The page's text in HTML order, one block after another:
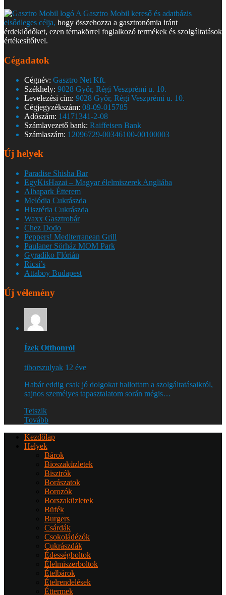
A Gasztro Mobil kereső és adatbázis
elsődleges célja, hogy összehozza a gasztronómia iránt
érdeklődőket, ezen témakörrel foglalkozó termékek és szolgáltatások
értékesítőivel.
Cégadatok
Cégnév: Gasztro Net Kft.
Székhely: 9028 Győr, Régi Veszprémi u. 10.
Levelezési cím: 9028 Győr, Régi Veszprémi u. 10.
Cégjegyzékszám: 08-09-015785
Adószám: 14171341-2-08
Számlavezető bank: Raiffeisen Bank
Számlaszám: 12096729-00346100-00100003
Új helyek
Paradise Shisha Bar
EgyKisHazai – Magyar élelmiszerek Angliába
Albapark Étterem
Melódia Cukrászda
Hisztéria Cukrászda
Waxx Gasztrobár
Chez Dodo
Peppers! Mediterranean Grill
Paulaner Sörház MOM Park
Gyradiko Flórián
Ricsi’s
Attaboy Budapest
Új vélemény
Ízek Otthonról
tiborszulyak 12 éve
Habár eddig csak jó dolgokat hallottam a szolgáltatásaikról,
sajnos személyes tapasztalatom során mégis…
Tetszik
Tovább
Kezdőlap
Helyek
Bárok
Bioszaküzletek
Bisztrók
Borászatok
Borozók
Borszaküzletek
Büfék
Burgers
Csárdák
Csokoládézók
Cukrászdák
Édességboltok
Élelmiszerboltok
Ételbárok
Ételrendelések
Éttermek